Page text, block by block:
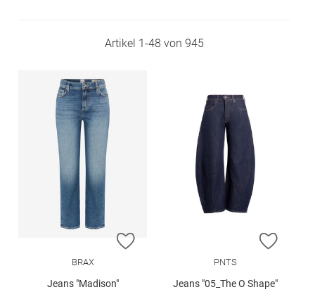
Artikel 1-48 von 945
ZUR WUNSCHLISTE HINZUFÜGEN
BRAX
Jeans "Madison"
ZUR
PNTS
Jeans "05_The O Shape"